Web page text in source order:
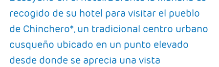
recogido de su hotel para visitar el pueblo
de Chinchero*, un tradicional centro urbano
cusqueño ubicado en un punto elevado
desde donde se aprecia una vista